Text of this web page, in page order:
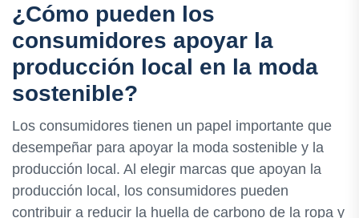
¿Cómo pueden los
consumidores apoyar la
producción local en la moda
sostenible?
Los consumidores tienen un papel importante que
desempeñar para apoyar la moda sostenible y la
producción local. Al elegir marcas que apoyan la
producción local, los consumidores pueden
contribuir a reducir la huella de carbono de la ropa y